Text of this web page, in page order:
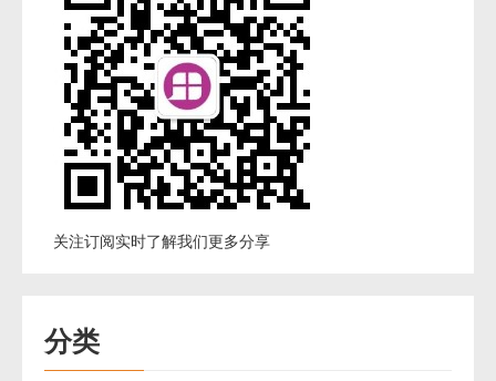
关注订阅实时了解我们更多分享
分类